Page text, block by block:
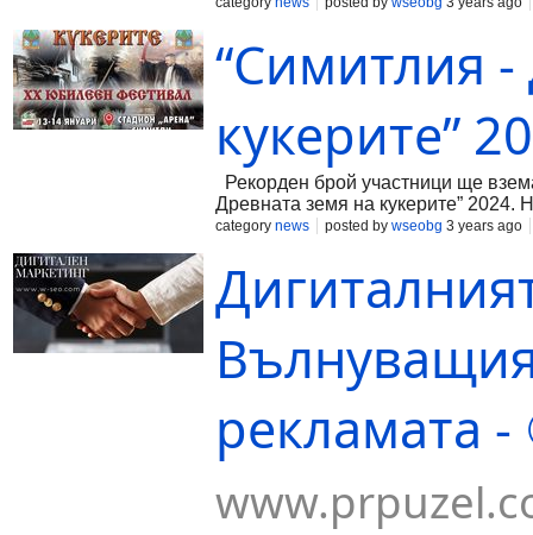
“Симитлия
кукерите”
Рекорден брой участници ще
Древната земя на кукерите” 2024.
category news posted by wseobg 3 years ago
рекламата